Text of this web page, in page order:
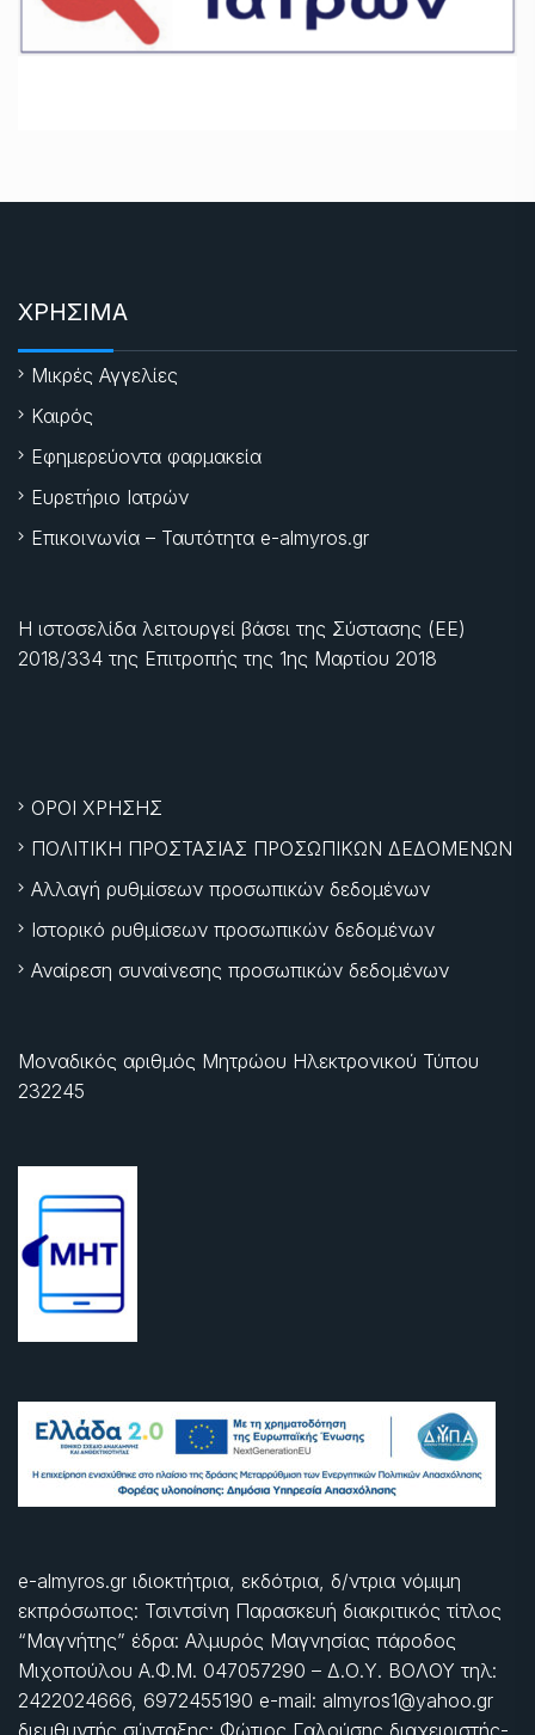
ΧΡΗΣΙΜΑ
Μικρές Αγγελίες
Καιρός
Εφημερεύοντα φαρμακεία
Ευρετήριο Ιατρών
Επικοινωνία – Ταυτότητα e-almyros.gr
Η ιστοσελίδα λειτουργεί βάσει της Σύστασης (ΕΕ)
2018/334 της Επιτροπής της 1ης Μαρτίου 2018
ΟΡΟΙ ΧΡΗΣΗΣ
ΠΟΛΙΤΙΚΗ ΠΡΟΣΤΑΣΙΑΣ ΠΡΟΣΩΠΙΚΩΝ ΔΕΔΟΜΕΝΩΝ
Αλλαγή ρυθμίσεων προσωπικών δεδομένων
Ιστορικό ρυθμίσεων προσωπικών δεδομένων
Αναίρεση συναίνεσης προσωπικών δεδομένων
Μοναδικός αριθμός Μητρώου Ηλεκτρονικού Τύπου
232245
e-almyros.gr ιδιοκτήτρια, εκδότρια, δ/ντρια νόμιμη
εκπρόσωπος: Τσιντσίνη Παρασκευή διακριτικός τίτλος
“Μαγνήτης” έδρα: Αλμυρός Μαγνησίας πάροδος
Μιχοπούλου Α.Φ.Μ. 047057290 – Δ.Ο.Υ. ΒΟΛΟΥ τηλ:
2422024666, 6972455190 e-mail: almyros1@yahoo.gr